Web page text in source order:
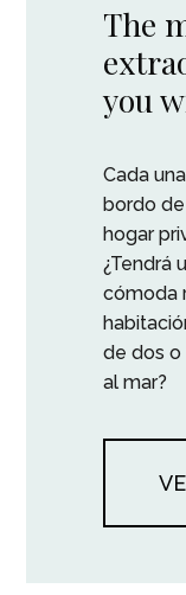
The
you
Cada
bordo de
hogar
¿Tendrá
cómoda
de dos o
al mar?